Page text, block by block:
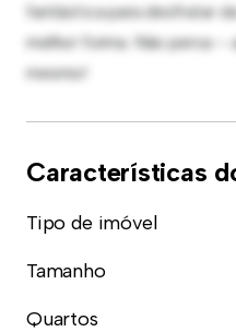
fantástica para desfrutar
melhor forma. Não perca –
mesmo!
Características
Tipo de imóvel
Tamanho
Quartos